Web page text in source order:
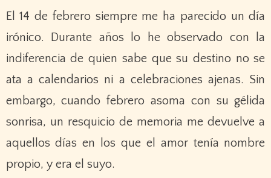
El 14 de febrero siempre me ha parecido un día
irónico. Durante años lo he observado con la
indiferencia de quien sabe que su destino no se
ata a calendarios ni a celebraciones ajenas. Sin
embargo, cuando febrero asoma con su gélida
sonrisa, un resquicio de memoria me devuelve a
aquellos días en los que el amor tenía nombre
propio, y era el suyo.